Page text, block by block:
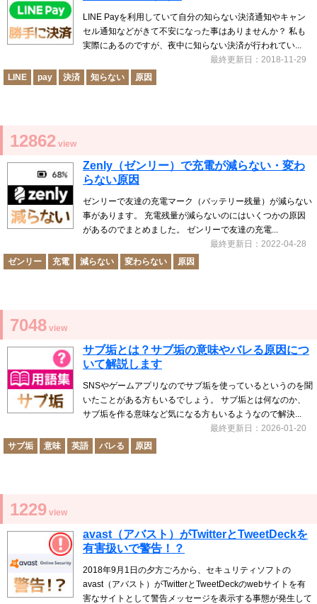
LINE Payを利用していて自分の知らない決済通知やキャン
セル通知などがきて不安になった事はありませんか？ 私も
実際にあるのですが、夜中に知らない決済が行われてい...
最終更新日：2018-11-29
LINE
pay 決済 知らない 原因
12862 view
Zenly（ゼンリー）で充電が減らない・変わ
らない原因
ゼンリーで友達の充電マーク（バッテリー残量）が減らない
事があります。 充電残量が減らないのにはいくつかの原因
があるのでまとめました。 ゼンリーで友達の充電...
最終更新日：2022-04-28
ゼンリー
充電 減らない 変わらない 原因
7048 view
サブ垢とは？サブ垢の意味やバレる原因につ
いて解説します
SNSやゲームアプリなのでサブ垢を使っているというのを聞
いたことがある方もいるでしょう。 サブ垢とは何なのか、
サブ垢を作る意味など気になる方もいるようなので解決...
最終更新日：2026-01-20
サブ垢
意味 英語 バレる 原因
1229 view
avast（アバスト）がTwitterとTweetDeckを
有害扱いで警告！？
2018年9月1日の夕方ごろから、セキュリティソフトの
avast（アバスト）がTwitterとTweetDeckのwebサイトを有
害なサイトとして警告メッセージを表示する事態が発生して